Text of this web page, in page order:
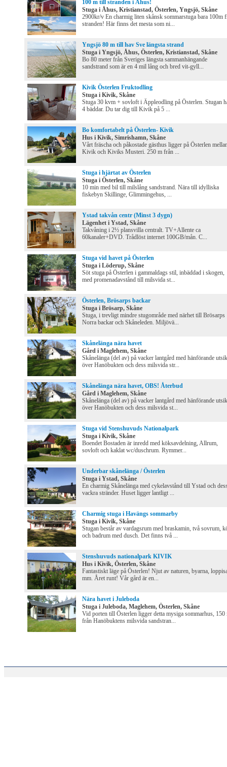
100 m till stranden i Åhus!
Stuga i Åhus, Kristianstad, Österlen, Yngsjö, Skåne
2900kr/v En charmig liten skånsk sommarstuga bara 100m
stranden! Här finns det mesta som ni...
Yngsjö 80 m till hav Sve längsta strand
Stuga i Yngsjö, Åhus, Österlen, Kristianstad, Skåne
Bo 80 meter från Sveriges längsta sammanhängande
sandstrand som är en 4 mil lång och bred vit-gyll...
Kivik Österlen Fruktodling
Stuga i Kivik, Skåne
Stuga 30 kvm + sovloft i Äppleodling på Österlen. Stugan
4 bäddar. Du tar dig till Kivik på 5 ...
Bo komfortabelt på Österlen- Kivik
Hus i Kivik, Simrishamn, Skåne
Vårt fräscha och påkostade gästhus ligger på Österlen
Kivik och Kiviks Musteri. 250 m från ...
Stuga i hjärtat av Österlen
Stuga i Österlen, Skåne
10 min med bil till milslång sandstrand. Nära till idylliska
fiskebyn Skillinge, Glimmingehus, ...
Ystad takvån centr (Minst 3 dygn)
Lägenhet i Ystad, Skåne
Takvåning i 2½ plansvilla centralt. TV+Allente ca
60kanaler+DVD. Trådlöst internet 100GB/mån. C...
Stuga vid havet på Österlen
Stuga i Löderup, Skåne
Söt stuga på Österlen i gammaldags stil, inbäddad i skogen,
med promenadavstånd till milsvida st...
Österlen, Brösarps backar
Stuga i Brösarp, Skåne
Stuga, i trevligt mindre stugområde med närhet till Brösarps
Norra backar och Skåneleden. Miljövä...
Skånelänga nära havet
Gård i Maglehem, Skåne
Skånelänga (del av) på vacker lantgård med hänförande
över Hanöbukten och dess milsvida str...
Skånelänga nära havet, OBS! Återbud
Gård i Maglehem, Skåne
Skånelänga (del av) på vacker lantgård med hänförande
över Hanöbukten och dess milsvida st...
Stuga vid Stenshuvuds Nationalpark
Stuga i Kivik, Skåne
Boendet Bostaden är inredd med köksavdelning, Allrum,
sovloft och kaklat wc/duschrum. Rymmer...
Underbar skånelänga / Österlen
Stuga i Ystad, Skåne
En charmig Skånelänga med cykelavstånd till Ystad och
vackra stränder. Huset ligger lantligt ...
Charmig stuga i Havängs sommarby
Stuga i Kivik, Skåne
Stugan består av vardagsrum med braskamin, två sovrum,
och badrum med dusch. Det finns två ...
Stenshuvuds nationalpark KIVIK
Hus i Kivik, Österlen, Skåne
Fantastiskt läge på Österlen! Njut av naturen, byarna,
mm. Året runt! Vår gård är en...
Nära havet i Juleboda
Stuga i Juleboda, Maglehem, Österlen, Skåne
Vid porten till Österlen ligger detta mysiga sommarhus, 150
från Hanöbuktens milsvida sandstran...